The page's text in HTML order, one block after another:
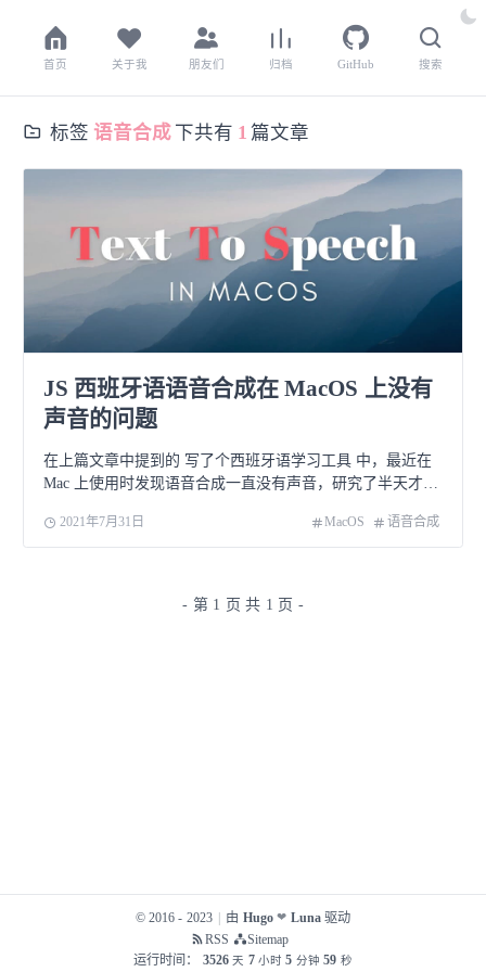
首页 关于我 朋友们 归档 GitHub 搜索
标签 语音合成 下共有 1 篇文章
JS 西班牙语语音合成在 MacOS 上没有
声音的问题
在上篇文章中提到的 写了个西班牙语学习工具 中，最近在
Mac 上使用时发现语音合成一直没有声音，研究了半天才找
2021年7月31日 MacOS 语音合成
- 第 1 页 共 1 页 -
© 2016 - 2023 由 Hugo ❤ Luna 驱动
RSS
Sitemap
运行时间： 3526 天 7 小时 5 分钟 59 秒